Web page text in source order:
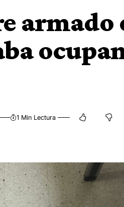
armado
1 Min Lectura